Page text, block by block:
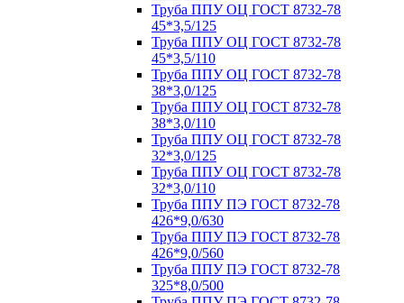
Труба ППУ ОЦ ГОСТ 8732-78
45*3,5/125
Труба ППУ ОЦ ГОСТ 8732-78
45*3,5/110
Труба ППУ ОЦ ГОСТ 8732-78
38*3,0/125
Труба ППУ ОЦ ГОСТ 8732-78
38*3,0/110
Труба ППУ ОЦ ГОСТ 8732-78
32*3,0/125
Труба ППУ ОЦ ГОСТ 8732-78
32*3,0/110
Труба ППУ ПЭ ГОСТ 8732-78
426*9,0/630
Труба ППУ ПЭ ГОСТ 8732-78
426*9,0/560
Труба ППУ ПЭ ГОСТ 8732-78
325*8,0/500